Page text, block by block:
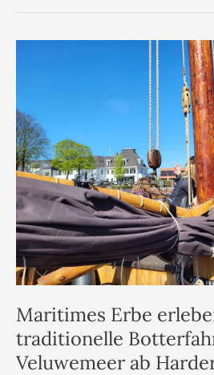
Maritimes Erbe
traditionelle
Veluwemeer ab